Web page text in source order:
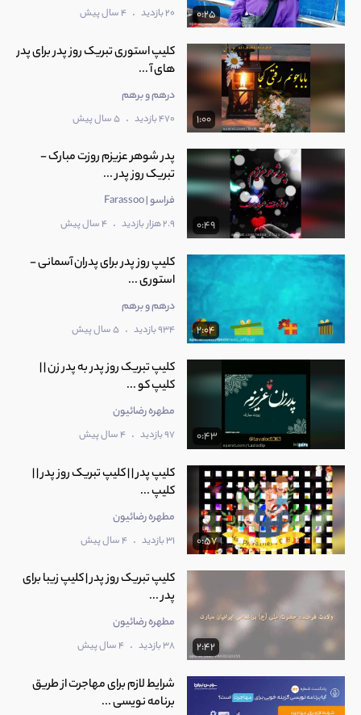
0:25 20 بازدید . 4 سال پیش
1:00
کلیپ استوری تبریک روز پدر برای پدر
های آ ...
درهم و برهم
470 بازدید . 5 سال پیش
0:49
پدر شوهر عزیزم روزت مبارک -
تبریک روز پدر ...
فراسو | Farassoo
2.9 هزار بازدید . 4 سال پیش
2:04
کلیپ روز پدر برای پدران آسمانی -
استوری ...
درهم و برهم
934 بازدید . 5 سال پیش
0:43
کلیپ تبریک روز پدر به پدر زن | |
کلیپ کو ...
مطهره رضائیون
97 بازدید . 4 سال پیش
0:57
کلیپ پدر | | کلیپ تبریک روز پدر | |
کلیپ ...
مطهره رضائیون
31 بازدید . 4 سال پیش
2:42
کلیپ تبریک روز پدر | کلیپ زیبا برای
پدر ...
مطهره رضائیون
38 بازدید . 4 سال پیش
شرایط لازم برای مهاجرت از طریق
برنامه نویسی ...